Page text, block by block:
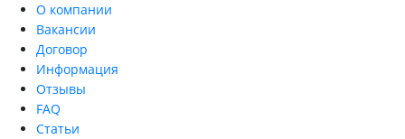
О компании
Вакансии
Договор
Информация
Отзывы
FAQ
Статьи